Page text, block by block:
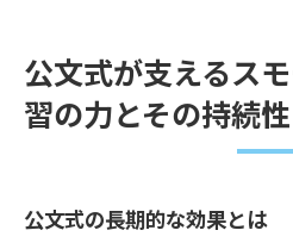
公文式が支えるス
習の力とその持続性
公文式の長期的な効果とは